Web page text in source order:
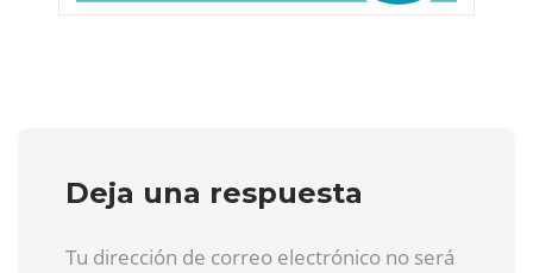
Deja una respuesta
Tu dirección de correo electrónico no será